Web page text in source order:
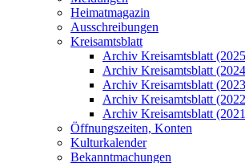
Heimatmagazin
Ausschreibungen
Kreisamtsblatt
Archiv Kreisamtsblatt
Archiv Kreisamtsblatt
Archiv Kreisamtsblatt
Archiv Kreisamtsblatt
Archiv Kreisamtsblatt
Öffnungszeiten, Konten
Kulturkalender
Bekanntmachungen